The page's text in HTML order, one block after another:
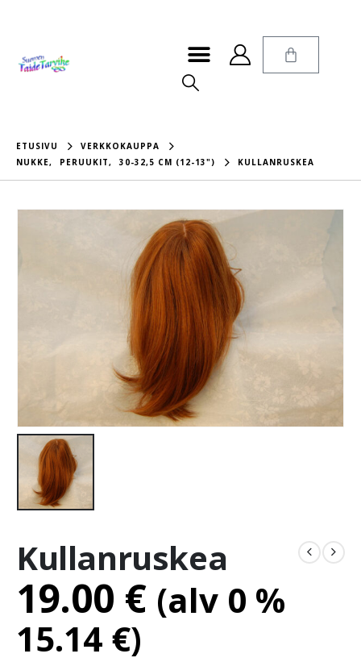
ETUSIVU
VERKKOKAUPPA
NUKKE, PERUUKIT, 30-32,5 CM (12-13") KULLANRUSKEA
Kullanruskea
19.00 € (alv 0 %
15.14 €)